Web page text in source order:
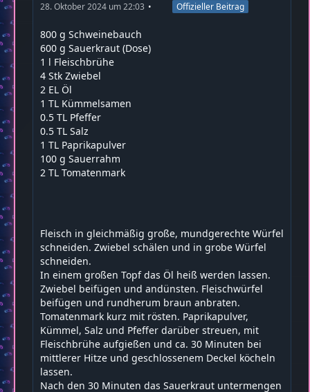
28. Oktober 2024 um 22:03 Offizieller Beitrag
800 g Schweinebauch
600 g Sauerkraut (Dose)
1 l Fleischbrühe
4 Stk Zwiebel
2 EL Öl
1 TL Kümmelsamen
0.5 TL Pfeffer
0.5 TL Salz
1 TL Paprikapulver
100 g Sauerrahm
2 TL Tomatenmark
Fleisch in gleichmäßig große, mundgerechte Würfel
schneiden. Zwiebel schälen und in grobe Würfel
schneiden.
In einem großen Topf das Öl heiß werden lassen.
Zwiebel beifügen und andünsten. Fleischwürfel
beifügen und rundherum braun anbraten.
Tomatenmark kurz mit rösten. Paprikapulver,
Kümmel, Salz und Pfeffer darüber streuen, mit
Fleischbrühe aufgießen und ca. 30 Minuten bei
mittlerer Hitze und geschlossenem Deckel köcheln
lassen.
Nach den 30 Minuten das Sauerkraut untermengen